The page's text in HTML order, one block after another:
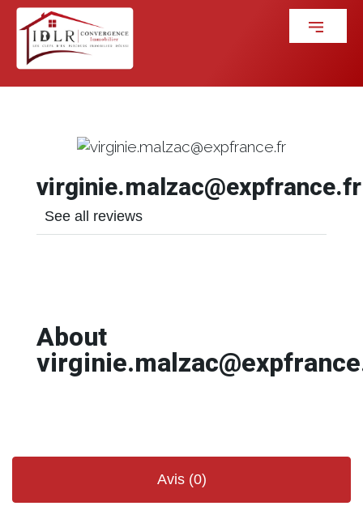
virginie.malzac@expfrance.fr
See all reviews
About
Avis (0)